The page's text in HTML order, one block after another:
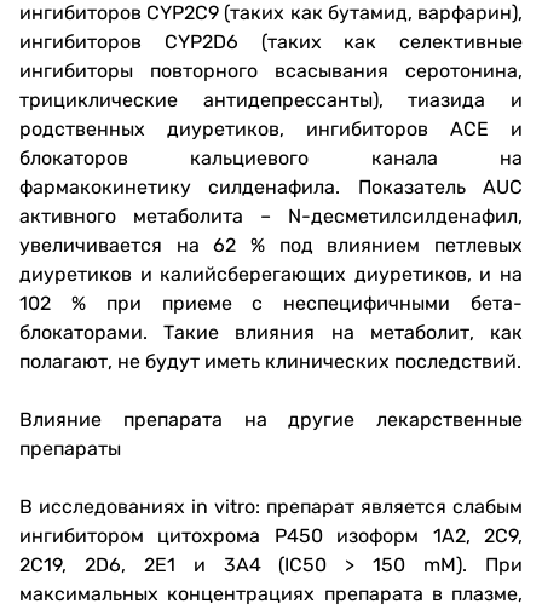
ингибиторов CYP2C9 (таких как бутамид, варфарин),
ингибиторов CYP2D6 (таких как селективные
ингибиторы повторного всасывания серотонина,
трициклические антидепрессанты), тиазида и
родственных диуретиков, ингибиторов ACE и
блокаторов кальциевого канала на
фармакокинетику силденафила. Показатель AUC
активного метаболита – N-десметилсилденафил,
увеличивается на 62 % под влиянием петлевых
диуретиков и калийсберегающих диуретиков, и на
102 % при приеме с неспецифичными бета-
блокаторами. Такие влияния на метаболит, как
полагают, не будут иметь клинических последствий.
Влияние препарата на другие лекарственные
препараты
В исследованиях in vitro: препарат является слабым
ингибитором цитохрома P450 изоформ 1A2, 2C9,
2C19, 2D6, 2E1 и 3A4 (IC50 > 150 mM). При
максимальных концентрациях препарата в плазме,